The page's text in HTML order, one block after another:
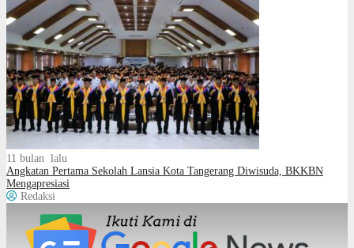
11 bulan lalu
Angkatan Pertama Sekolah Lansia Kota Tangerang Diwisuda, BKKBN
Mengapresiasi
Redaksi